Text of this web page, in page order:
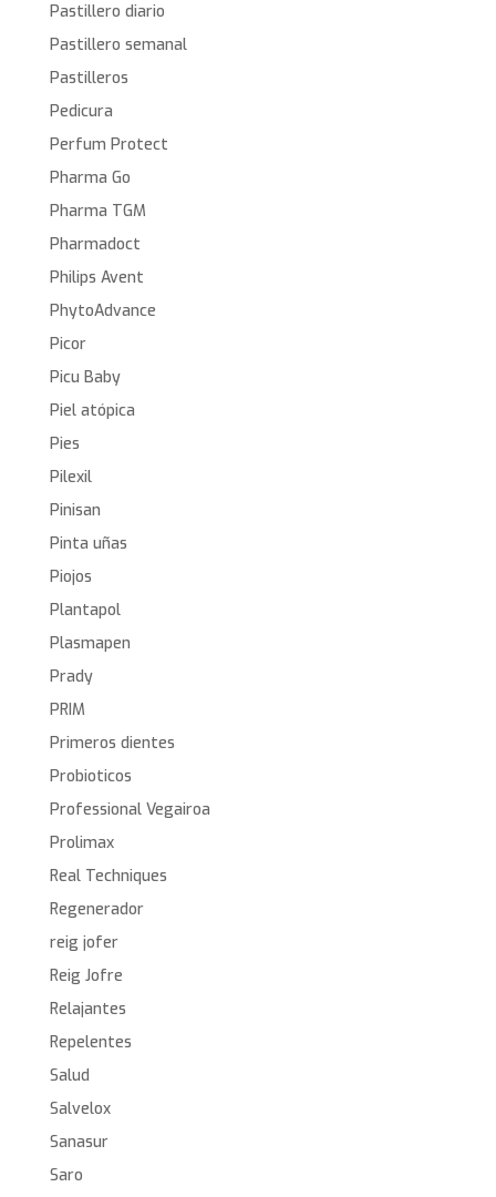
Pastillero diario
Pastillero semanal
Pastilleros
Pedicura
Perfum Protect
Pharma Go
Pharma TGM
Pharmadoct
Philips Avent
PhytoAdvance
Picor
Picu Baby
Piel atópica
Pies
Pilexil
Pinisan
Pinta uñas
Piojos
Plantapol
Plasmapen
Prady
PRIM
Primeros dientes
Probioticos
Professional Vegairoa
Prolimax
Real Techniques
Regenerador
reig jofer
Reig Jofre
Relajantes
Repelentes
Salud
Salvelox
Sanasur
Saro